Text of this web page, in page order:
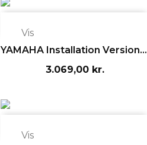
Vis
YAMAHA Installation Version...
3.069,00 kr.
Vis